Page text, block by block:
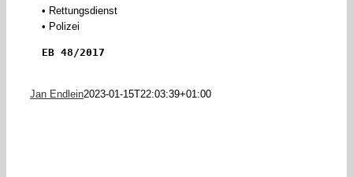
• Rettungsdienst
• Polizei
EB 48/2017
Jan Endlein2023-01-15T22:03:39+01:00